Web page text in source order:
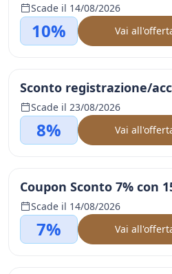
Scade il 14/08/2026
10% Vai
Sconto registrazione/
Scade il 23/08/2026
8% Vai
Coupon Sconto 7% con
Scade il 14/08/2026
7% Vai